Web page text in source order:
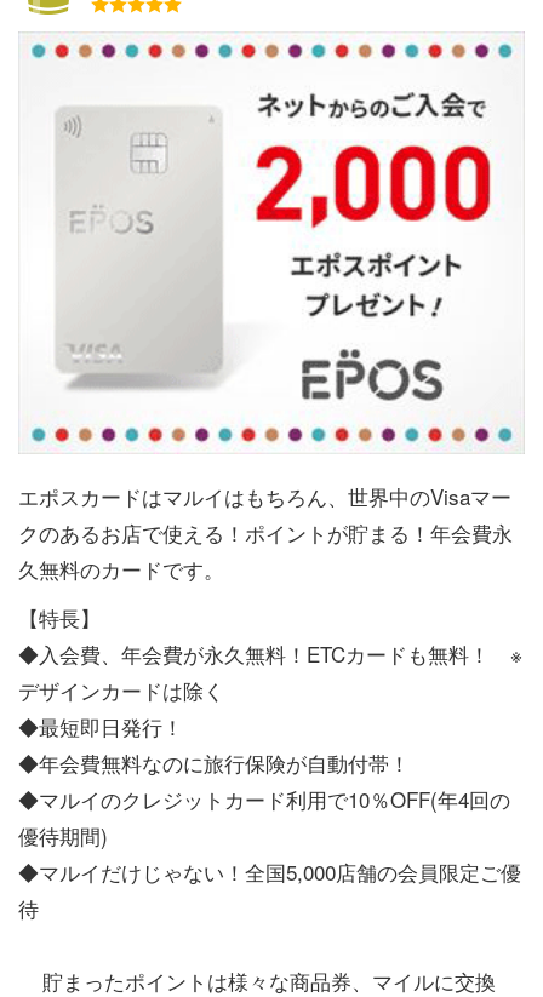
エポスカードはマルイはもちろん、世界中のVisaマー
クのあるお店で使える！ポイントが貯まる！年会費永
久無料のカードです。
【特長】
◆入会費、年会費が永久無料！ETCカードも無料！ ※
デザインカードは除く
◆最短即日発行！
◆年会費無料なのに旅行保険が自動付帯！
◆マルイのクレジットカード利用で10％OFF(年4回の
優待期間)
◆マルイだけじゃない！全国5,000店舗の会員限定ご優
待
貯まったポイントは様々な商品券、マイルに交換